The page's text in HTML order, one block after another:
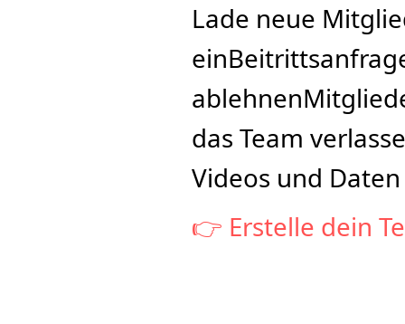
Lade neue
das Team
Videos und
👉 Erstelle dein